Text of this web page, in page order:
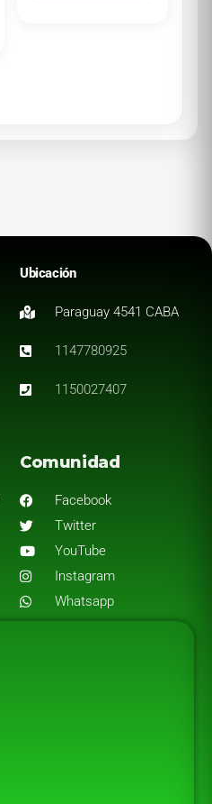
Ubicación
Paraguay 4541 CABA
1147780925
1150027407
Comunidad
Facebook
Twitter
YouTube
Instagram
Whatsapp